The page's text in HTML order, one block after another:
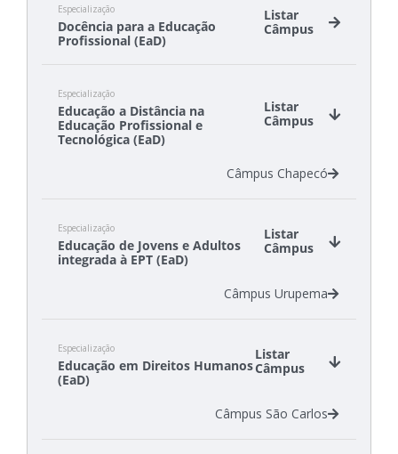
Especialização
Docência para a Educação
Profissional (EaD)
Listar
Câmpus
Câmpus Criciúma
Câmpus São Lourenço do Oeste
Câmpus Tubarão
Especialização
Educação a Distância na
Educação Profissional e
Tecnológica (EaD)
Listar
Câmpus
Câmpus Chapecó
Especialização
Educação de Jovens e Adultos
integrada à EPT (EaD)
Listar
Câmpus
Câmpus Urupema
Especialização
Educação em Direitos Humanos
(EaD)
Listar
Câmpus
Câmpus São Carlos